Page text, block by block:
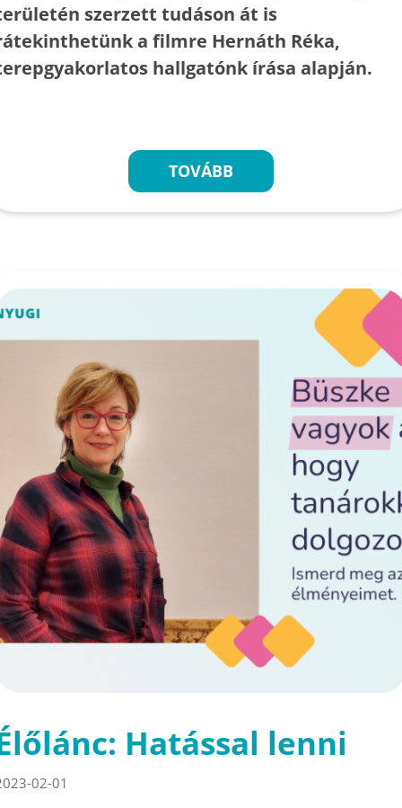
szerzett tudáson át is
a filmre Hernáth Réka,
hallgatónk írása alapján.
TOVÁBB
Hatással lenni
02-01